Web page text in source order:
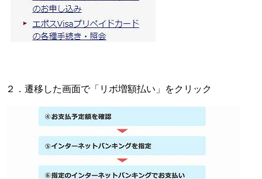
２．遷移した画面で「リボ増額払い」をクリック